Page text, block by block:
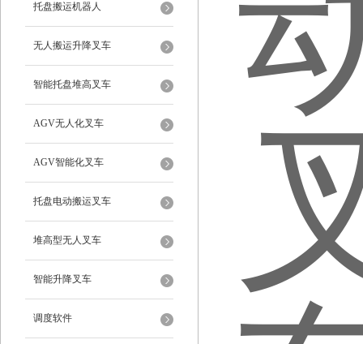
托盘搬运机器人
无人搬运升降叉车
智能托盘堆高叉车
AGV无人化叉车
AGV智能化叉车
托盘电动搬运叉车
堆高型无人叉车
智能升降叉车
调度软件